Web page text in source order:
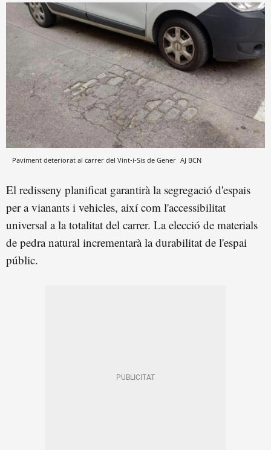
Paviment deteriorat al carrer del Vint-i-Sis de Gener AJ BCN
El redisseny planificat garantirà la segregació d'espais
per a vianants i vehicles, així com l'accessibilitat
universal a la totalitat del carrer. La elecció de materials
de pedra natural incrementarà la durabilitat de l'espai
públic.